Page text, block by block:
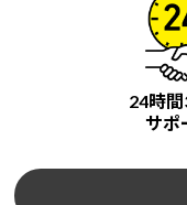
24時
サポ